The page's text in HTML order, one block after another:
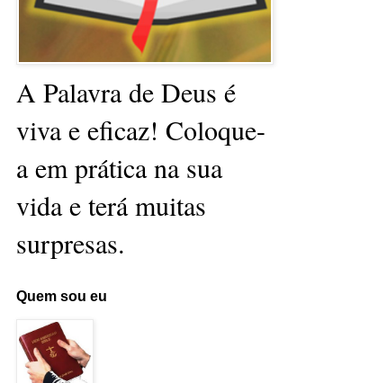
A Palavra de Deus é
viva e eficaz! Coloque-
a em prática na sua
vida e terá muitas
surpresas.
Quem sou eu